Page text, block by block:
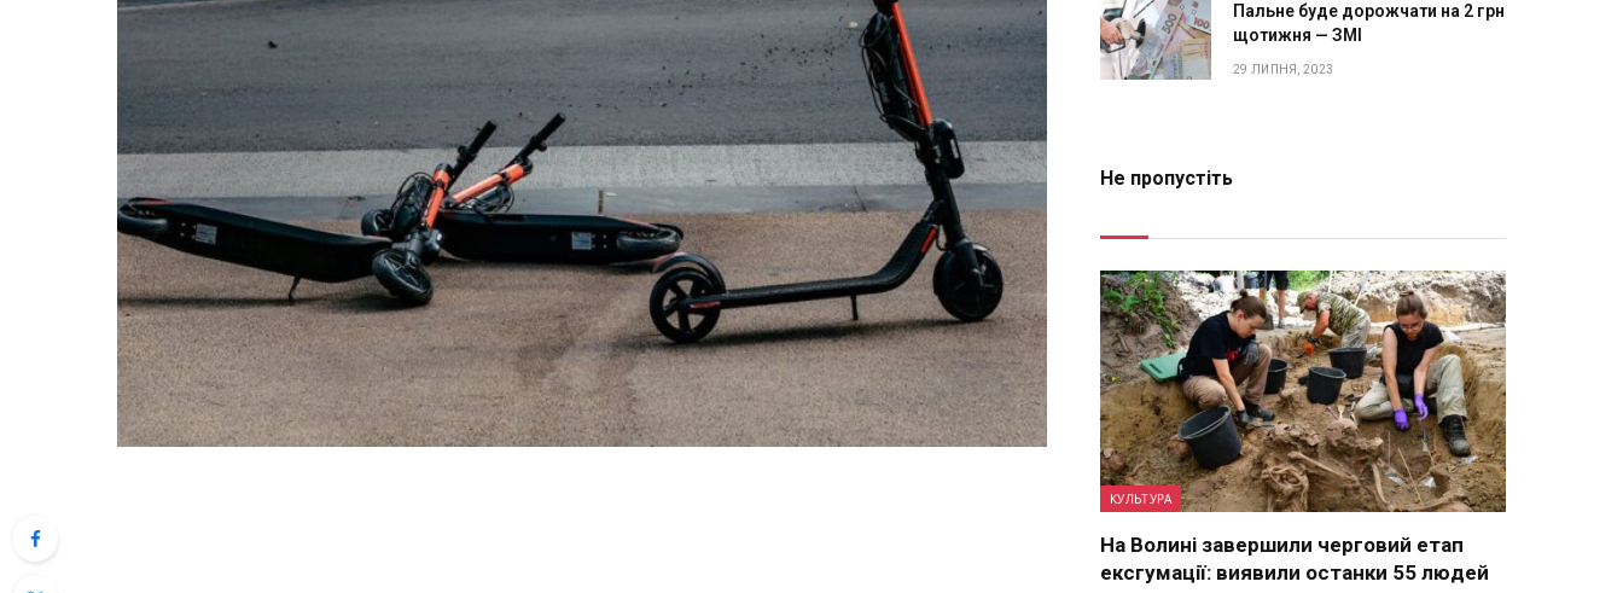
Пальне буде дорожчати на 2 грн
щотижня — ЗМІ
29 ЛИПНЯ, 2023
Не пропустіть
КУЛЬТУРА
На Волині завершили черговий етап
ексгумації: виявили останки 55 людей